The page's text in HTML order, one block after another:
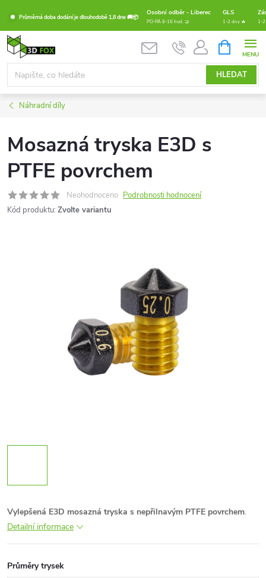
obsah
Průměrná doba dodání je dlouhodobě 1,8 dne 🚚📦
Osobní odběr - Liberec GLS
PO-PÁ 8-16 hod. 🤝 1-2 dny 🔥 1-
HLEDAT
NÁKUPNÍ
KOŠÍK
Náhradní díly
Mosazná tryska E3D s
PTFE povrchem
Neohodnoceno Podrobnosti hodnocení
Kód produktu: Zvolte variantu
Vylepšená E3D mosazná tryska s nepřilnavým PTFE povrchem.
Detailní informace
Průměry trysek